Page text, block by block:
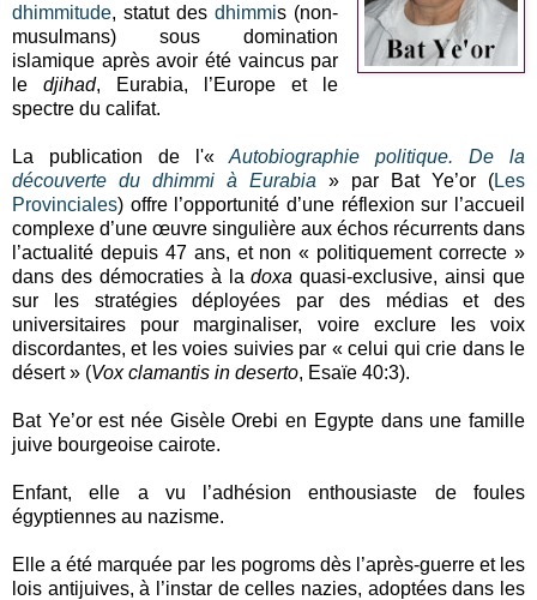
dhimmitude, statut desdhimmis (non-
musulmans) sous domination
islamique après avoir été vaincus par
ledjihad, Eurabia, l’Europe et le
spectre du califat.
La publication de l'«Autobiographie politique. De la
découverte du dhimmi à Eurabia » par Bat Ye’or (Les
Provinciales) offre l’opportunité d’une réflexion sur l’accueil
complexe d’une œuvre singulière aux échos récurrents dans
l’actualité depuis 47 ans, et non « politiquement correcte »
dans des démocraties à ladoxaquasi-exclusive, ainsi que
sur les stratégies déployées par des médias et des
universitaires pour marginaliser, voire exclure les voix
discordantes, et les voies suivies par « celui qui crie dans le
désert » (Vox clamantis in deserto, Esaïe 40:3).
Bat Ye’or est née Gisèle Orebi en Egypte dans une famille
juive bourgeoise cairote.
Enfant, elle a vu l’adhésion enthousiaste de foules
égyptiennes au nazisme.
Elle a été marquée par les pogroms dès l’après-guerre et les
lois antijuives, à l’instar de celles nazies, adoptées dans les